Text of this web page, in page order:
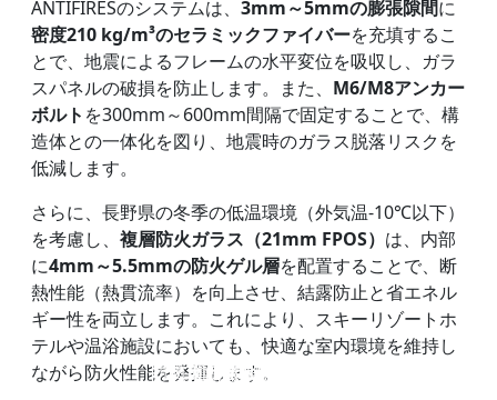
単層耐火ガラス
二重層防火ガラス
防火ガラス窓とドア
防火ガラス製間仕切り壁
ANTIFIRESのシステムは、 3mm～5mmの膨張隙間に
密度210 kg/m³のセラミックファイバーを充填するこ
とで、地震によるフレームの水平変位を吸収し、ガラ
スパネルの破損を防止します。また、 M6/M8アンカー
ボルト を300mm～600mm間隔で固定することで、構
造体との一体化を図り、地震時のガラス脱落リスクを
低減します。
さらに、長野県の冬季の低温環境（外気温-10℃以下）
を考慮し、 複層防火ガラス（21mm FPOS） は、内部
に4mm～5.5mmの防火ゲル層を配置することで、断
熱性能（熱貫流率）を向上させ、結露防止と省エネル
ギー性を両立します。これにより、スキーリゾートホ
テルや温浴施設においても、快適な室内環境を維持し
ながら防火性能を発揮します。